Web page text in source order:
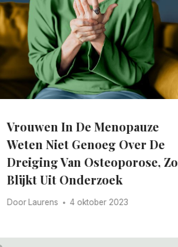
Vrouwen In De Menopauze
Weten Niet Genoeg Over De
Dreiging Van Osteoporose, Zo
Blijkt Uit Onderzoek
Door Laurens 4 oktober 2023